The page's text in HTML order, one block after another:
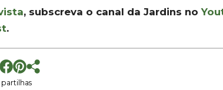
, subscreva o canal da Jardins no
.
partilhas